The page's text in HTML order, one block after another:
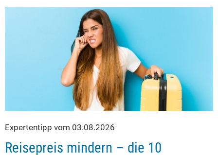
Expertentipp vom 03.08.2026
Reisepreis mindern – die 10